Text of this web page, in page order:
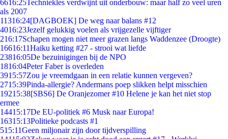
6616:25Techniekles verdwijnt uit onderbouw: maar half zo veel uren
als 2007
11316:24[DAGBOEK] De weg naar balans #12
4016:23Jezelf gelukkig voelen als vrijgezelle vijftiger
216:17Schapen mogen niet meer grazen langs Waddenzee (Droogte)
16616:11Haiku ketting #27 - strooi wat liefde
23816:05De bezuinigingen bij de NPO
1816:04Peter Faber is overleden
3915:57Zou je vreemdgaan in een relatie kunnen vergeven?
2715:39Pinda-allergie? Andermans poep slikken helpt misschien
19215:38[SBS6] De Oranjezomer #10 Helene je kan het niet stop
ermee
14415:17De EU-politiek #6 Musk naar Europa!
16315:13Politieke podcasts #1
515:11Geen miljonair zijn door tijdverspilling